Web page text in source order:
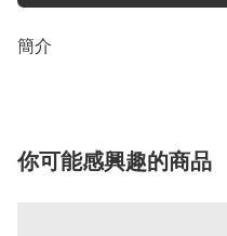
簡介
你可能感興趣的商品